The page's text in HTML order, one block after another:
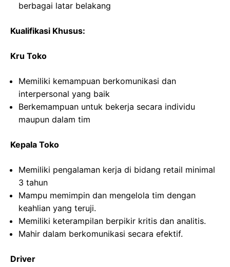
berbagai latar belakang
Kualifikasi Khusus:
Kru Toko
Memiliki kemampuan berkomunikasi dan
interpersonal yang baik
Berkemampuan untuk bekerja secara individu
maupun dalam tim
Kepala Toko
Memiliki pengalaman kerja di bidang retail minimal
3 tahun
Mampu memimpin dan mengelola tim dengan
keahlian yang teruji.
Memiliki keterampilan berpikir kritis dan analitis.
Mahir dalam berkomunikasi secara efektif.
Driver